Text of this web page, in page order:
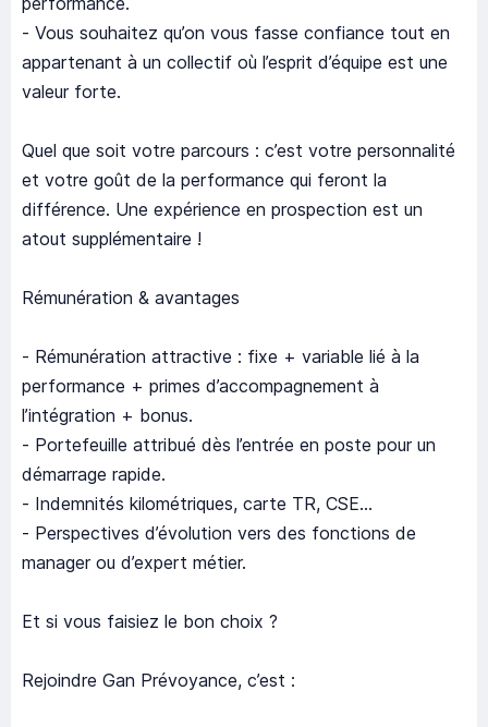
- Vous souhaitez qu’on vous fasse confiance tout en
appartenant à un collectif où l’esprit d’équipe est une
valeur forte.
Quel que soit votre parcours : c’est votre personnalité
et votre goût de la performance qui feront la
différence. Une expérience en prospection est un
atout supplémentaire !
Rémunération & avantages
- Rémunération attractive : fixe + variable lié à la
performance + primes d’accompagnement à
l’intégration + bonus.
- Portefeuille attribué dès l’entrée en poste pour un
démarrage rapide.
- Indemnités kilométriques, carte TR, CSE…
- Perspectives d’évolution vers des fonctions de
manager ou d’expert métier.
Et si vous faisiez le bon choix ?
Rejoindre Gan Prévoyance, c’est :